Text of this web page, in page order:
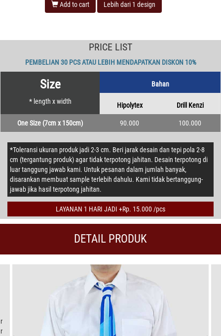
Add to cart Lebih dari 1 design
PRICE LIST
PEMBELIAN 30 PCS ATAU LEBIH MENDAPATKAN DISKON 10%
Size
* length x width
Bahan
Hipolytex Drill Kenzi
One Size (7cm x 150cm) 90.000 100.000
*Toleransi ukuran produk jadi 2-3 cm. Beri jarak desain dan tepi pola 2-8
cm (tergantung produk) agar tidak terpotong jahitan. Desain terpotong di
luar tanggung jawab kami. Untuk pesanan dalam jumlah banyak,
disarankan membuat sample terlebih dahulu. Kami tidak bertanggung-
jawab jika hasil terpotong jahitan.
LAYANAN 1 HARI JADI +Rp. 15.000 /pcs
DETAIL PRODUK